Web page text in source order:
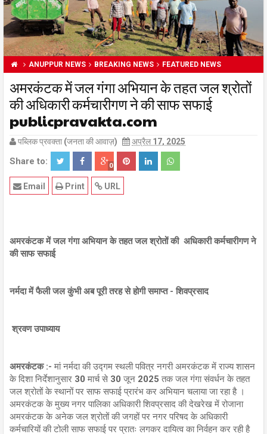
ANUPPUR NEWS BREAKING NEWS FEATURED NEWS
अमरकंटक में जल गंगा अभियान के तहत जल श्रोतों
की अधिकारी कर्मचारीगण ने की साफ सफाई
publicpravakta.com
पब्लिक प्रवक्ता (जनता की आवाज़) अप्रैल 17, 2025
Share to: 0
URL
Print
Email
अमरकंटक में जल गंगा अभियान के तहत जल श्रोतों की अधिकारी कर्मचारीगण ने
की साफ सफाई
नर्मदा में फैली जल कुंभी अब पूरी तरह से होगी समाप्त - शिवप्रसाद
श्रवण उपाध्याय
अमरकंटक :- मां नर्मदा की उद्गम स्थली पवित्र नगरी अमरकंटक में राज्य शासन
के दिशा निर्देशानुसार 30 मार्च से 30 जून 2025 तक जल गंगा संवर्धन के तहत
जल श्रोतों के स्थानों पर साफ सफाई प्रारंभ कर अभियान चलाया जा रहा है ।
अमरकंटक के मुख्य नगर पालिका अधिकारी शिवप्रसाद की देखरेख में रोजाना
अमरकंटक के अनेक जल श्रोतों की जगहों पर नगर परिषद के अधिकारी
कर्मचारियों की टोली साफ सफाई पर प्रातः लगकर दायित्व का निर्वहन कर रही है